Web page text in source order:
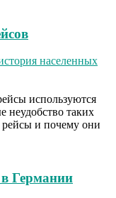
населенных
используются
неудобство таких
и почему они
Германии